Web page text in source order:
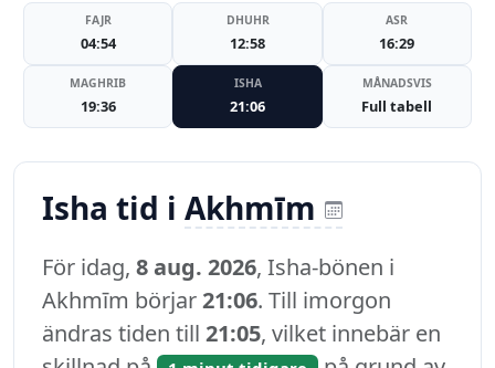
FAJR
04:54
DHUHR
12:58
ASR
16:29
MAGHRIB
19:36
ISHA
21:06
MÅNADSVIS
Full tabell
Isha tid i Akhmīm
För idag, 8 aug. 2026, Isha-bönen i
Akhmīm börjar21:06. Till imorgon
ändras tiden till 21:05, vilket innebär en